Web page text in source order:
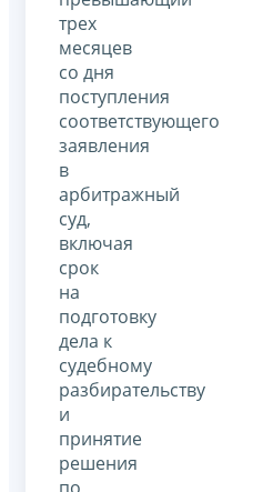
трех
месяцев
со дня
поступления
соответствующего
заявления
в
арбитражный
суд,
включая
срок
на
подготовку
дела к
судебному
разбирательству
и
принятие
решения